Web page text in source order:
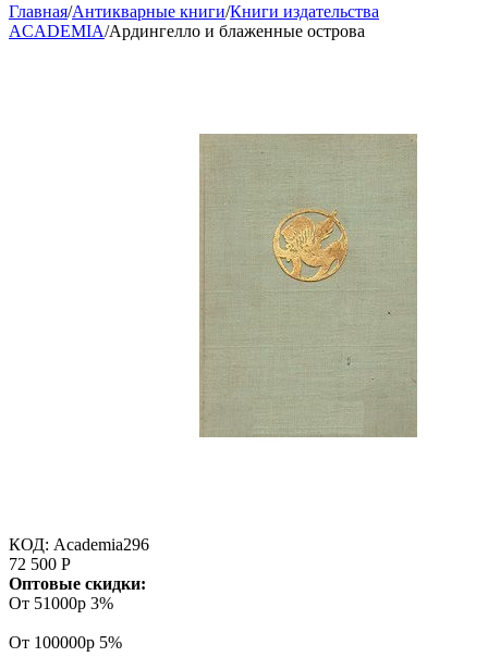
Главная/Антикварные книги/Книги издательства
ACADEMIA/Ардингелло и блаженные острова
КОД: Academia296
72 500 Р
Оптовые скидки:
От 51000р 3%
От 100000р 5%